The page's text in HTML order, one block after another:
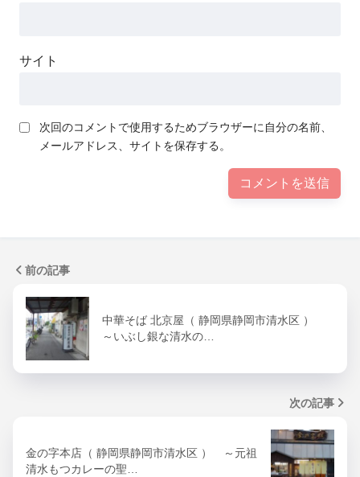
サイト
次回のコメントで使用するためブラウザーに自分の名前、
メールアドレス、サイトを保存する。
前の記事
中華そば 北京屋（ 静岡県静岡市清水区 ）
～いぶし銀な清水の…
次の記事
金の字本店（ 静岡県静岡市清水区 ） ～元祖
清水もつカレーの聖…